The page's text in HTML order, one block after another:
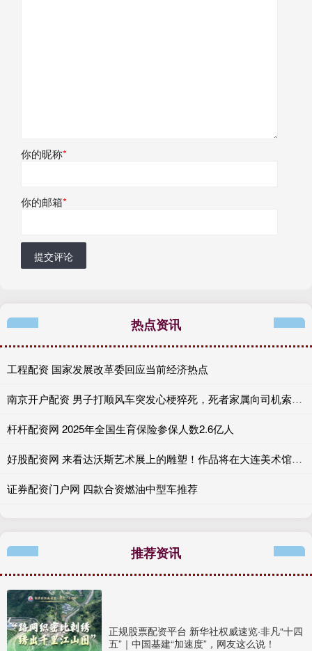
你的昵称*
你的邮箱*
提交评论
热点资讯
工程配资 国家发展改革委回应当前经济热点
南京开户配资 男子打顺风车突发心梗猝死，死者家属向司机索赔18万，法院不支持
杆杆配资网 2025年全国生育保险参保人数2.6亿人
好股配资网 来看达沃斯艺术展上的雕塑！作品将在大连美术馆进行巡展
证券配资门户网 四款合资燃油中型车推荐
推荐资讯
正规股票配资平台 新华社权威速览·非凡“十四
五”｜中国基建“加速度”，网友这么说！